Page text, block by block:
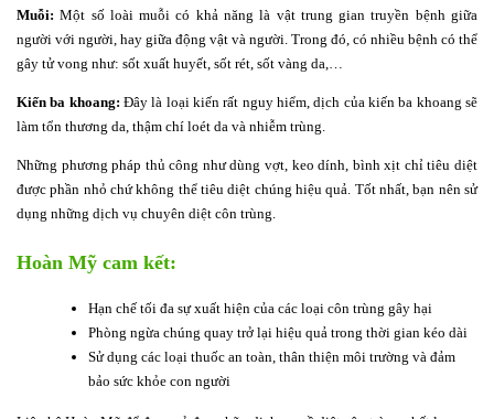
Muỗi: Một số loài muỗi có khả năng là vật trung gian truyền bệnh giữa
người với người, hay giữa động vật và người. Trong đó, có nhiều bệnh có thể
gây tử vong như: sốt xuất huyết, sốt rét, sốt vàng da,…
Kiến ba khoang: Đây là loại kiến rất nguy hiểm, dịch của kiến ba khoang sẽ
làm tổn thương da, thậm chí loét da và nhiễm trùng.
Những phương pháp thủ công như dùng vợt, keo dính, bình xịt chỉ tiêu diệt
được phần nhỏ chứ không thể tiêu diệt chúng hiệu quả. Tốt nhất, bạn nên sử
dụng những dịch vụ chuyên diệt côn trùng.
Hoàn Mỹ cam kết:
Hạn chế tối đa sự xuất hiện của các loại côn trùng gây hại
Phòng ngừa chúng quay trở lại hiệu quả trong thời gian kéo dài
Sử dụng các loại thuốc an toàn, thân thiện môi trường và đảm
bảo sức khỏe con người